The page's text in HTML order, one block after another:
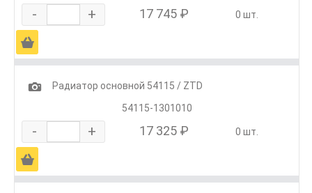
- + 17 745 ₽ 0 шт.
Ä
1
Радиатор основной 54115 / ZTD
54115-1301010
- + 17 325 ₽ 0 шт.
Ä